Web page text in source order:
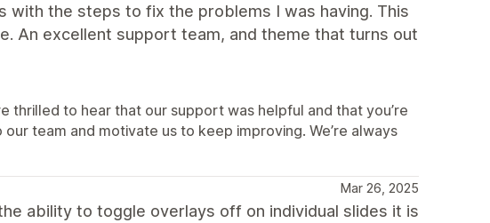
with the steps to fix the problems I was having. This
An excellent support team, and theme that turns out
thrilled to hear that our support was helpful and that you’re
team and motivate us to keep improving. We’re always
Mar 26, 2025
ability to toggle overlays off on individual slides it is